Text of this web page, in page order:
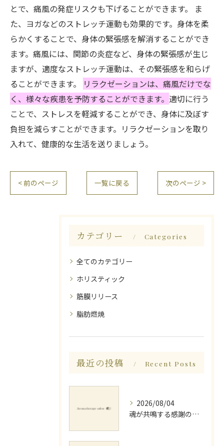
とで、痛風の発症リスクも下げることができます。 ま
た、ヨガなどのストレッチ運動も効果的です。身体を柔
らかくすることで、身体の緊張感を解消することができ
ます。痛風には、関節の炎症など、身体の緊張感が生じ
ますが、適度なストレッチ運動は、その緊張感を和らげ
ることができます。
リラクゼーションは、痛風だけでな
く、様々な疾患を予防することができます。 適切に行う
ことで、ストレスを軽減することができ、身体に及ぼす
負担を減らすことができます。リラクゼーションを取り
入れて、健康的な生活を送りましょう。
< 前のページ 一覧に戻る 次のページ >
カテゴリー Categories
全てのカテゴリー
ホリスティック
筋膜リリース
脂肪燃焼
最近の投稿 Recent Posts
2026/08/04
魂が共鳴する感謝の心と天地創造